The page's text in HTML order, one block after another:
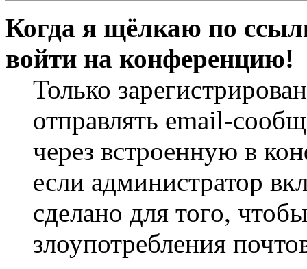
Когда я щёлкаю по
войти на конференцию!
Только
отправлять email-
через встроенную в
если администратор
сделано для того,
злоупотребления